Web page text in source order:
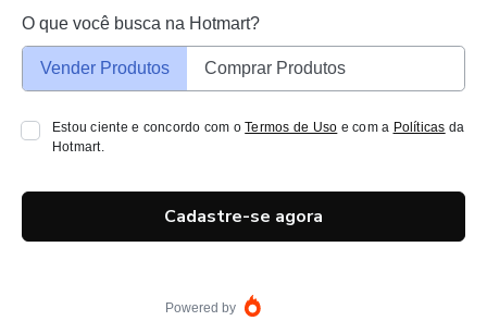
O que você busca na Hotmart?
Vender Produtos Comprar Produtos
Estou ciente e concordo com oTermos de Uso e com a Políticas da
Hotmart.
Cadastre-se agora
Powered by